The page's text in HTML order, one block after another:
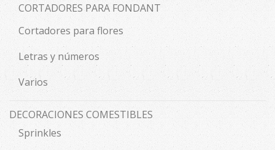
CORTADORES PARA FONDANT
Cortadores para flores
Letras y números
Varios
DECORACIONES COMESTIBLES
Sprinkles